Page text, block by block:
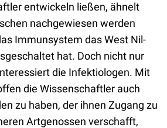
entwickeln ließen, ähnelt
nachgewiesen werden
Immunsystem das West Nil-
hat. Doch nicht nur
die Infektiologen. Mit
die Wissenschaftler auch
zu haben, der ihnen Zugang zu
Artgenossen verschafft,